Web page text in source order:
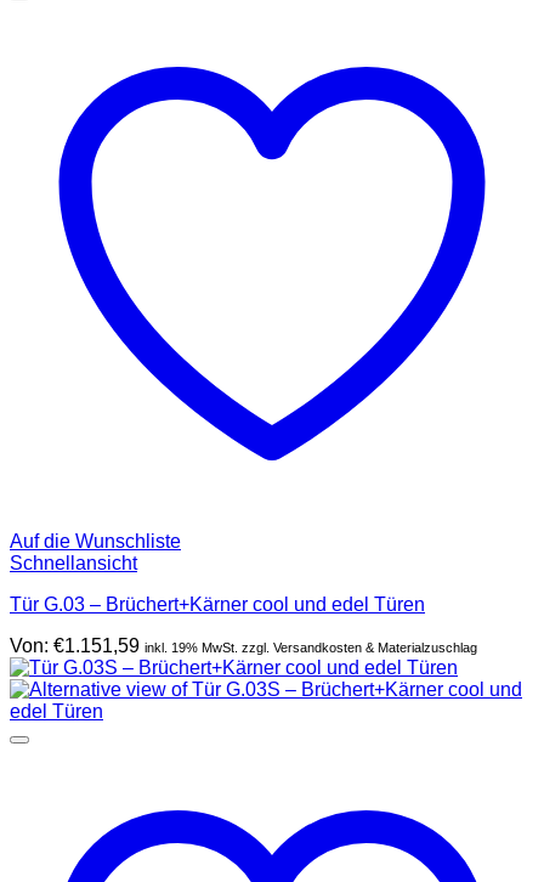
Auf die Wunschliste
Schnellansicht
Tür G.03 – Brüchert+Kärner cool und edel Türen
Von: €1.151,59 inkl. 19% MwSt. zzgl. Versandkosten & Materialzuschlag